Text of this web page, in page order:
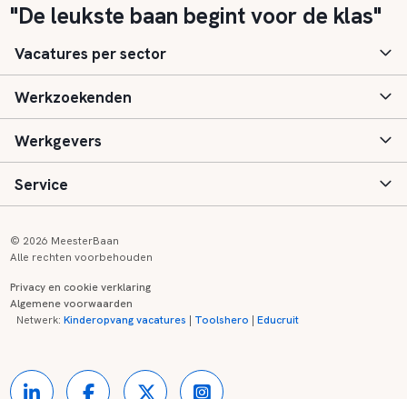
"De leukste baan begint voor de klas"
Vacatures per sector
Basisonderwijs
Speciaal (basis) onderwijs
Voortgezet onderwijs
Kinderopvang
Werkzoekenden
Aanmelden
Vacatures
Zij-instroom informatie
Werkgevers
Inloggen
Registreren
Service
Onderwijs links
© 2026 MeesterBaan
Alle rechten voorbehouden
Privacy en cookie verklaring
Algemene voorwaarden
Netwerk:Kinderopvang vacatures | Toolshero |Educruit